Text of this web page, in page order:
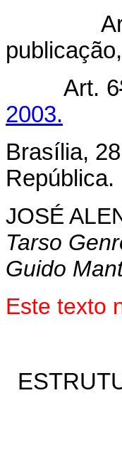
Art.
Art. 6
2003.
Brasília,
República.
JOSÉ
Tarso
Guido
Este texto